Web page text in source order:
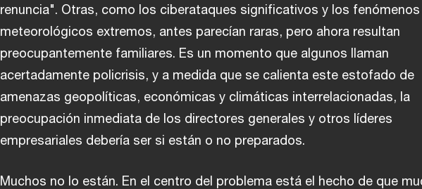
renuncia". Otras, como los ciberataques significativos y los fenómenos
meteorológicos extremos, antes parecían raras, pero ahora resultan
preocupantemente familiares. Es un momento que algunos llaman
acertadamente policrisis, y a medida que se calienta este estofado de
amenazas geopolíticas, económicas y climáticas interrelacionadas, la
preocupación inmediata de los directores generales y otros líderes
empresariales debería ser si están o no preparados.
Muchos no lo están. En el centro del problema está el hecho de que